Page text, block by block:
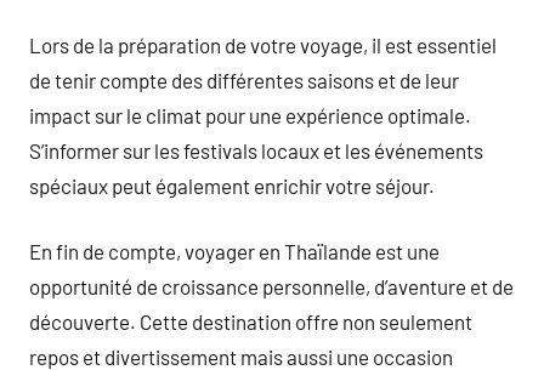
Lors de la préparation de votre voyage, il est essentiel
de tenir compte des différentes saisons et de leur
impact sur le climat pour une expérience optimale.
S’informer sur les festivals locaux et les événements
spéciaux peut également enrichir votre séjour.
En fin de compte, voyager en Thaïlande est une
opportunité de croissance personnelle, d’aventure et de
découverte. Cette destination offre non seulement
repos et divertissement mais aussi une occasion